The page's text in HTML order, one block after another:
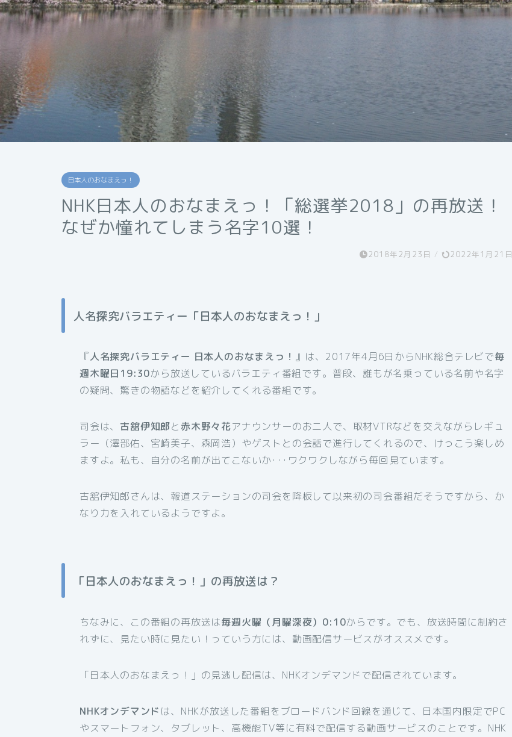
日本人のおなまえっ！
NHK日本人のおなまえっ！「総選挙2018」の再放送！
なぜか憧れてしまう名字10選！
2018年2月23日 / 2022年1月21日
人名探究バラエティー「日本人のおなまえっ！」
『人名探究バラエティー 日本人のおなまえっ！ 』は、2017年4月6日からNHK総合テレビで毎
週木曜日19:30から放送しているバラエティ番組です。普段、誰もが名乗っている名前や名字
の疑問、驚きの物語などを紹介してくれる番組です。
司会は、 古舘伊知郎と 赤木野々花アナウンサーのお二人で、取材VTRなどを交えながらレギュ
ラー（澤部佑、宮崎美子、森岡浩）やゲストとの会話で進行してくれるので、けっこう楽しめ
ますよ。私も、自分の名前が出てこないか･･･ワクワクしながら毎回見ています。
古舘伊知郎さんは、報道ステーションの司会を降板して以来初の司会番組だそうですから、か
なり力を入れているようですよ。
「日本人のおなまえっ！」の再放送は？
ちなみに、この番組の再放送は毎週火曜（月曜深夜）0:10からです。でも、放送時間に制約さ
れずに、見たい時に見たい！っていう方には、動画配信サービスがオススメです。
「日本人のおなまえっ！」の見逃し配信は、NHKオンデマンドで配信されています。
NHKオンデマンド は、NHKが放送した番組をブロードバンド回線を通じて、日本国内限定でPC
やスマートフォン、タブレット、高機能TV等に有料で配信する動画サービスのことです。NHK